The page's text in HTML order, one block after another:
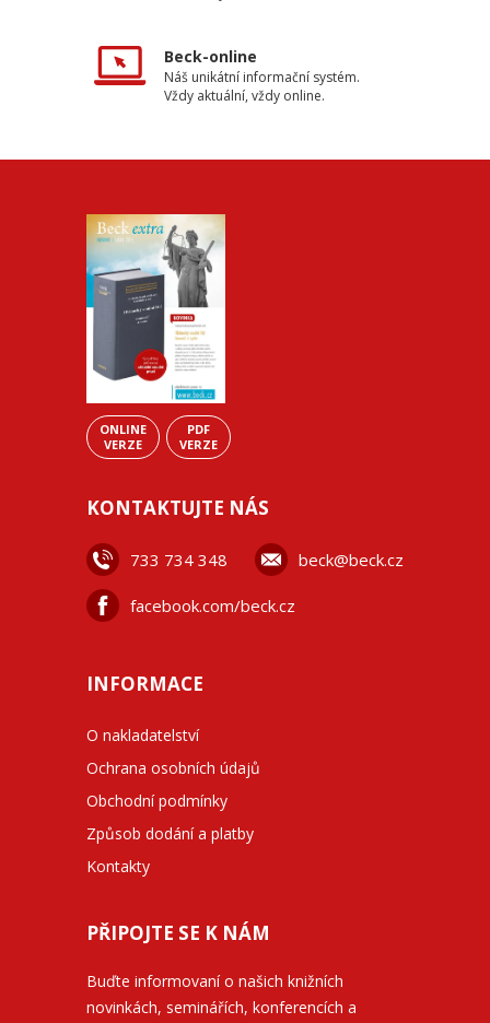
Beck-online
Náš unikátní informační systém.
Vždy aktuální, vždy online.
ONLINE
VERZE
PDF
VERZE
KONTAKTUJTE NÁS
733 734 348 beck@beck.cz
facebook.com/beck.cz
INFORMACE
O nakladatelství
Ochrana osobních údajů
Obchodní podmínky
Způsob dodání a platby
Kontakty
PŘIPOJTE SE K NÁM
Buďte informovaní o našich knižních
novinkách, seminářích, konferencích a